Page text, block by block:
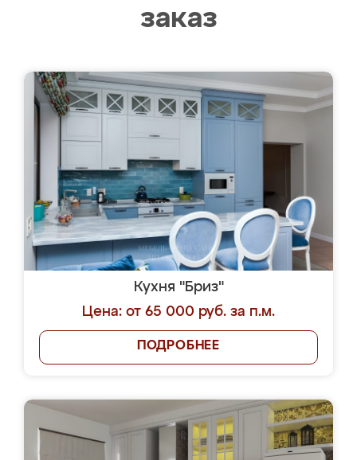
заказ
Кухня "Бриз"
Цена: от 65 000 руб. за п.м.
ПОДРОБНЕЕ